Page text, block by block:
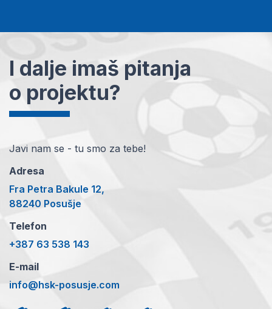
I dalje imaš pitanja
o projektu?
Javi nam se - tu smo za tebe!
Adresa
Fra Petra Bakule 12,
88240 Posušje
Telefon
+387 63 538 143
E-mail
info@hsk-posusje.com